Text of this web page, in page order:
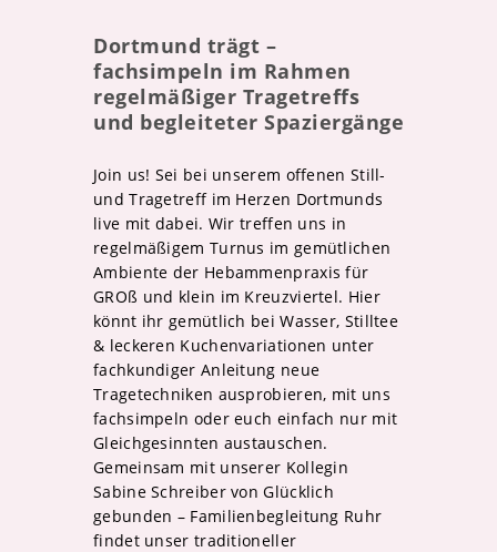
Dortmund trägt –
fachsimpeln im Rahmen
regelmäßiger Tragetreffs
und begleiteter Spaziergänge
Join us! Sei bei unserem offenen Still-
und Tragetreff im Herzen Dortmunds
live mit dabei. Wir treffen uns in
regelmäßigem Turnus im gemütlichen
Ambiente der Hebammenpraxis für
GROß und klein im Kreuzviertel. Hier
könnt ihr gemütlich bei Wasser, Stilltee
& leckeren Kuchenvariationen unter
fachkundiger Anleitung neue
Tragetechniken ausprobieren, mit uns
fachsimpeln oder euch einfach nur mit
Gleichgesinnten austauschen.
Gemeinsam mit unserer Kollegin
Sabine Schreiber von Glücklich
gebunden – Familienbegleitung Ruhr
findet unser traditioneller